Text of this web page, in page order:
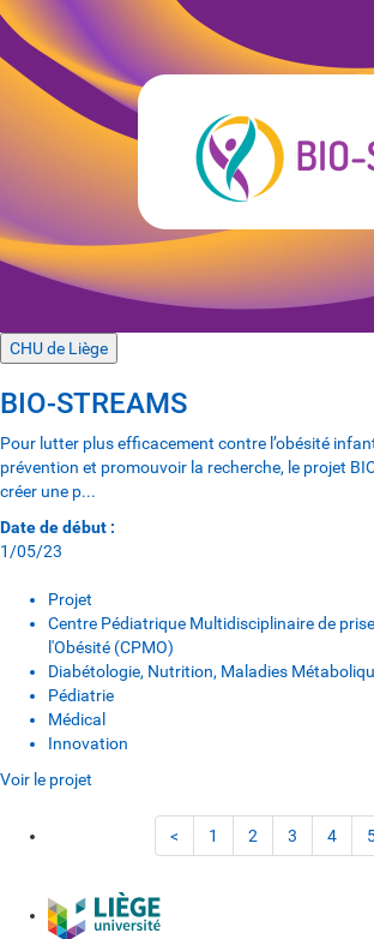
CHU de Liège
BIO-STREAMS
Pour lutter plus efficacement contre l’obésité
prévention et promouvoir la recherche, le projet
créer une p...
Date de début :
1/05/23
Projet
Centre Pédiatrique Multidisciplinaire de
l'Obésité (CPMO)
Diabétologie, Nutrition, Maladies
Pédiatrie
Médical
Innovation
Voir le projet
< 1 2 3 4